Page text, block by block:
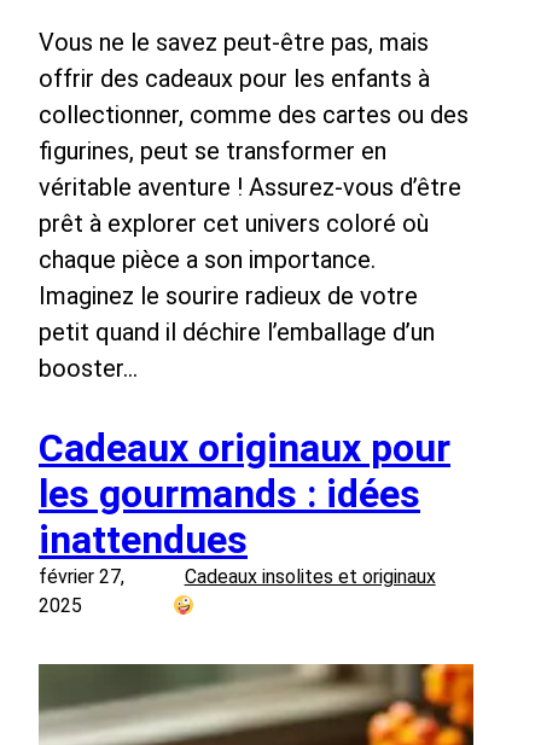
Vous ne le savez peut-être pas, mais
offrir des cadeaux pour les enfants à
collectionner, comme des cartes ou des
figurines, peut se transformer en
véritable aventure ! Assurez-vous d’être
prêt à explorer cet univers coloré où
chaque pièce a son importance.
Imaginez le sourire radieux de votre
petit quand il déchire l’emballage d’un
booster…
Cadeaux originaux pour
les gourmands : idées
inattendues
février 27,
2025
Cadeaux insolites et originaux